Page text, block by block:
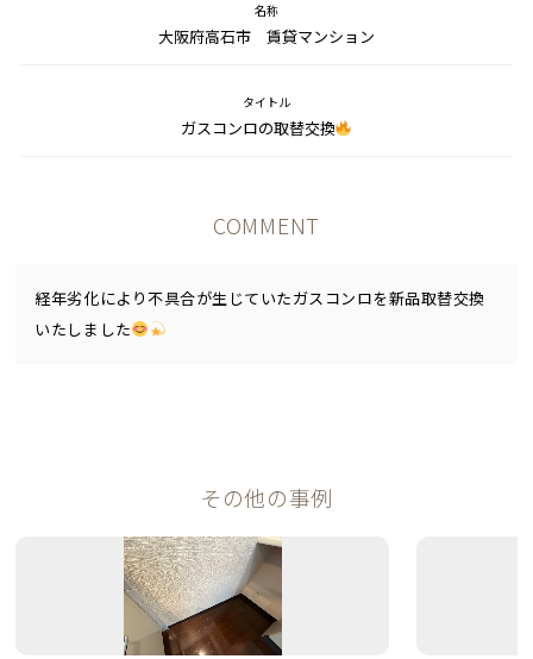
名称
大阪府高石市 賃貸マンション
タイトル
ガスコンロの取替交換
COMMENT
経年劣化により不具合が生じていたガスコンロを新品取替交換
いたしました
その他の事例